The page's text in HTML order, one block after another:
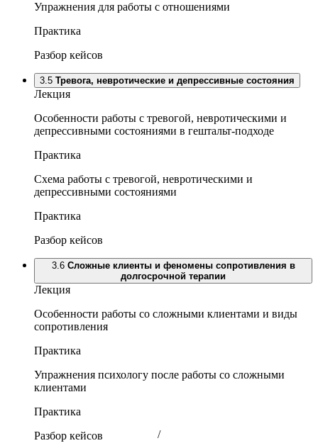
Упражнения для работы с отношениями
Практика
Разбор кейсов
3.5 Тревога, невротические и депрессивные состояния
Лекция
Особенности работы с тревогой, невротическими и
депрессивными состояниями в гештальт-подходе
Практика
Схема работы с тревогой, невротическими и
депрессивными состояниями
Практика
Разбор кейсов
3.6 Сложные клиенты и феномены сопротивления в
долгосрочной терапии
Лекция
Особенности работы со сложными клиентами и виды
сопротивления
Практика
Упражнения психологу после работы со сложными
клиентами
Практика
Разбор кейсов
/